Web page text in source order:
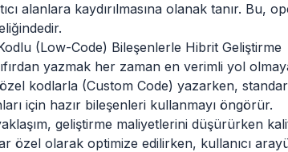
alanlara kaydırılmasına olanak tanır. Bu,
(Low-Code) Bileşenlerle Hibrit Geliştirme
yazmak her zaman en verimli yol
özel kodlarla (Custom Code) yazarken,
için hazır bileşenleri kullanmayı öngörür.
geliştirme maliyetlerini düşürürken
özel olarak optimize edilirken, kullanıcı